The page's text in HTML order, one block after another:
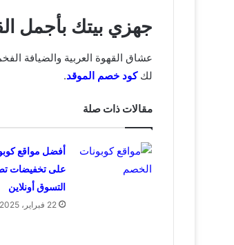
جهزي بيتك بأجمل
عشاق القهوة العربية والضيافة
لككود خصم الموقد.
مقالات ذات صلة
أفضل مواقع
التسوق أونلاين
22 فبراير، 2025